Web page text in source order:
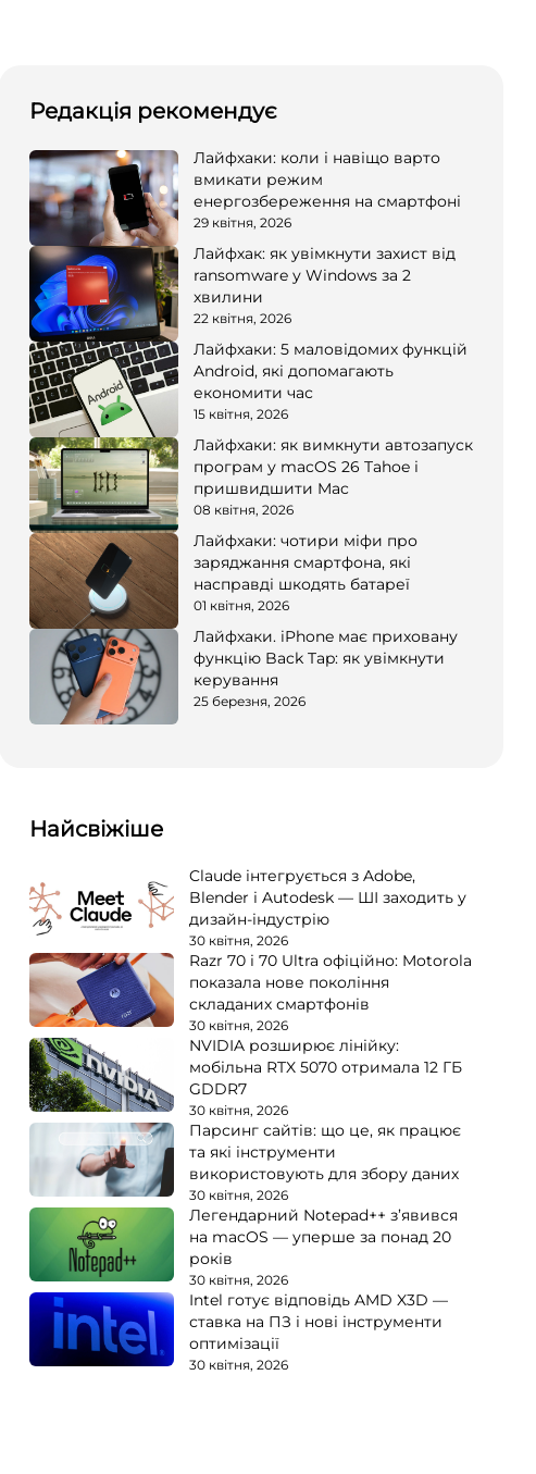
Редакція рекомендує
Лайфхаки: коли і навіщо варто
вмикати режим
енергозбереження на смартфоні
29 квітня, 2026
Лайфхак: як увімкнути захист від
ransomware у Windows за 2
хвилини
22 квітня, 2026
Лайфхаки: 5 маловідомих функцій
Android, які допомагають
економити час
15 квітня, 2026
Лайфхаки: як вимкнути автозапуск
програм у macOS 26 Tahoe і
пришвидшити Mac
08 квітня, 2026
Лайфхаки: чотири міфи про
заряджання смартфона, які
насправді шкодять батареї
01 квітня, 2026
Лайфхаки. iPhone має приховану
функцію Back Tap: як увімкнути
керування
25 березня, 2026
Найсвіжіше
Claude інтегрується з Adobe,
Blender і Autodesk — ШІ заходить у
дизайн-індустрію
30 квітня, 2026
Razr 70 і 70 Ultra офіційно: Motorola
показала нове покоління
складаних смартфонів
30 квітня, 2026
NVIDIA розширює лінійку:
мобільна RTX 5070 отримала 12 ГБ
GDDR7
30 квітня, 2026
Парсинг сайтів: що це, як працює
та які інструменти
використовують для збору даних
30 квітня, 2026
Легендарний Notepad++ з’явився
на macOS — уперше за понад 20
років
30 квітня, 2026
Intel готує відповідь AMD X3D —
ставка на ПЗ і нові інструменти
оптимізації
30 квітня, 2026